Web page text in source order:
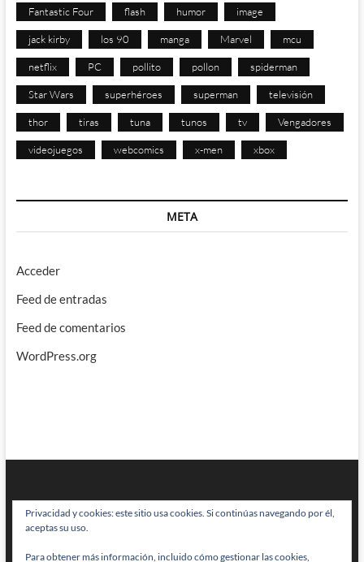
Fantastic Four flash humor image
jack kirby los 90 manga Marvel mcu
netflix PC pollito pollon spiderman
Star Wars superhéroes superman televisión
thor tiras tuna tunos tv Vengadores
videojuegos webcomics x-men xbox
META
Acceder
Feed de entradas
Feed de comentarios
WordPress.org
Privacidad y cookies: este sitio usa cookies. Si continúas navegando por él,
aceptas su uso.
Para obtener más información, incluido cómo gestionar las cookies,